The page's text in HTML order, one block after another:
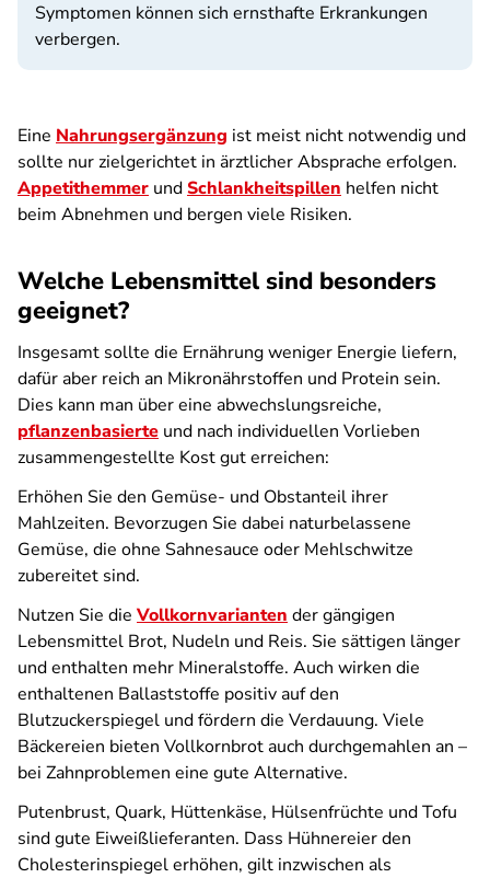
Symptomen können sich ernsthafte Erkrankungen
verbergen.
Eine Nahrungsergänzung ist meist nicht notwendig und
sollte nur zielgerichtet in ärztlicher Absprache erfolgen.
Appetithemmer undSchlankheitspillen helfen nicht
beim Abnehmen und bergen viele Risiken.
Welche Lebensmittel sind besonders
geeignet?
Insgesamt sollte die Ernährung weniger Energie liefern,
dafür aber reich an Mikronährstoffen und Protein sein.
Dies kann man über eine abwechslungsreiche,
pflanzenbasierte und nach individuellen Vorlieben
zusammengestellte Kost gut erreichen:
Erhöhen Sie den Gemüse- und Obstanteil ihrer
Mahlzeiten. Bevorzugen Sie dabei naturbelassene
Gemüse, die ohne Sahnesauce oder Mehlschwitze
zubereitet sind.
Nutzen Sie die Vollkornvarianten der gängigen
Lebensmittel Brot, Nudeln und Reis. Sie sättigen länger
und enthalten mehr Mineralstoffe. Auch wirken die
enthaltenen Ballaststoffe positiv auf den
Blutzuckerspiegel und fördern die Verdauung. Viele
Bäckereien bieten Vollkornbrot auch durchgemahlen an –
bei Zahnproblemen eine gute Alternative.
Putenbrust, Quark, Hüttenkäse, Hülsenfrüchte und Tofu
sind gute Eiweißlieferanten. Dass Hühnereier den
Cholesterinspiegel erhöhen, gilt inzwischen als